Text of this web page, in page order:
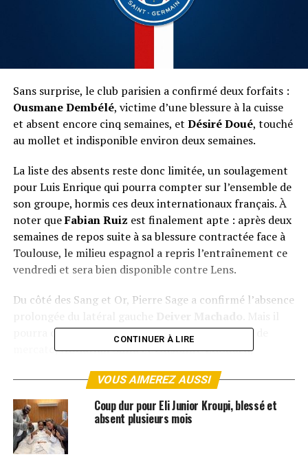
Sans surprise, le club parisien a confirmé deux forfaits :
Ousmane Dembélé, victime d’une blessure à la cuisse
et absent encore cinq semaines, et Désiré Doué, touché
au mollet et indisponible environ deux semaines.
La liste des absents reste donc limitée, un soulagement
pour Luis Enrique qui pourra compter sur l’ensemble de
son groupe, hormis ces deux internationaux français. À
noter queFabian Ruiz est finalement apte : après deux
semaines de repos suite à sa blessure contractée face à
Toulouse, le milieu espagnol a repris l’entraînement ce
vendredi et sera bien disponible contre Lens.
Du côté des Sang et Or, Pierre Sage a confirmé l’absence
pourra compter sur ses recrues offensives de fin de
mercato,Abdallah SimaetOdsonne Edouard,
n’est pas garantie.
Un PSG diminué mais presque au complet face à un Lens
qui retrouve des forces : le duel promet d’être explosif.
CONTINUER À LIRE
VOUS AIMEREZ AUSSI
Coup dur pour Eli Junior Kroupi, blessé et
absent plusieurs mois